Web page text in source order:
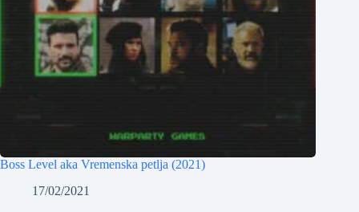
Boss Level aka Vremenska petlja (2021)
17/02/2021